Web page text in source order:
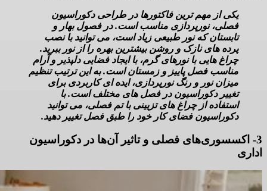
یکی از مهم ترین فاکتورها در طراحی دکوراسیون
فصلی، نورپردازی مناسب است. در فصول بهار و
تابستان که نور طبیعی زیاد است، می توانید با نصب
پرده های نازک و روشن بیشترین بهره را از نور ببرید.
چراغ هایی با نورهای گرم، با ایجاد فضایی دلپذیر و آرام
مناسب فصل پاییز و زمستان است. به این ترتیب تنظیم
میزان نور و رنگ نورپردازی، ایده ای کاربردی برای
تغییر دکوراسیون در فصل های مختلف است. با
استفاده از چراغ های تزیینی با تم فصلی، می توانید
دکوراسیون فضای کار خود را طبق فصل تغییر دهید.
3- اکسسوری‌های فصلی و تاثیر آن‌ها در دکوراسیون
اداری